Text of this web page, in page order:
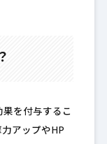
を付与するこ
アップやHP